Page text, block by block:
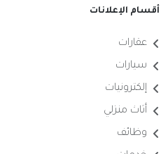
أقسام الإعلانات
عقارات
سيارات
إلكترونيات
أثاث منزلي
وظائف